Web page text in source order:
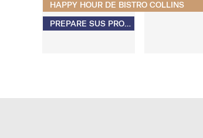
HAPPY HOUR DE BISTRO COLLINS
PREPARE SUS PROPIOS S'MORES